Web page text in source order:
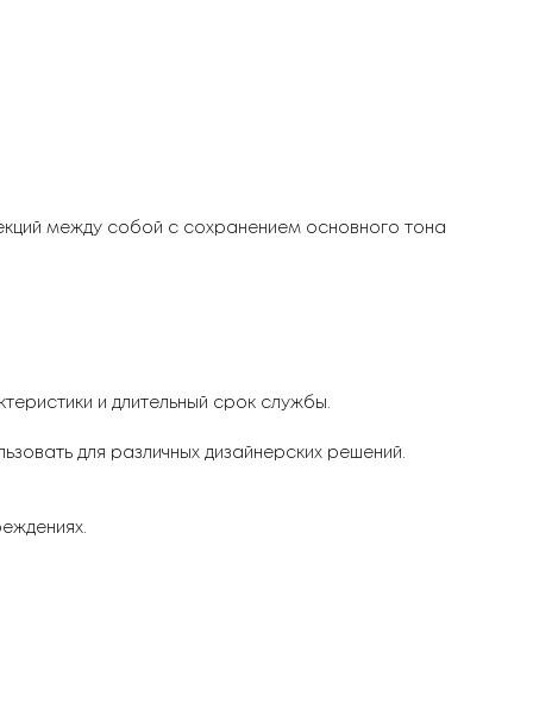
между собой с сохранением основного тона
и длительный срок службы.
для различных дизайнерских решений.